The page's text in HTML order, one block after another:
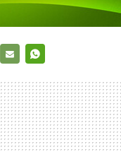
MAIL